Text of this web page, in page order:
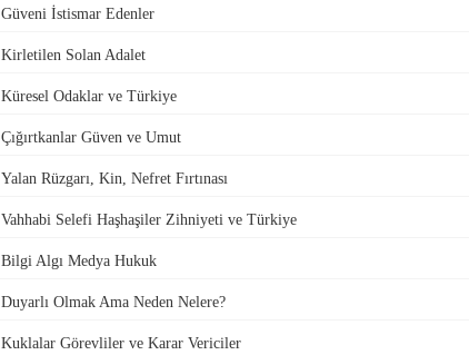
Güveni İstismar Edenler
Kirletilen Solan Adalet
Küresel Odaklar ve Türkiye
Çığırtkanlar Güven ve Umut
Yalan Rüzgarı, Kin, Nefret Fırtınası
Vahhabi Selefi Haşhaşiler Zihniyeti ve Türkiye
Bilgi Algı Medya Hukuk
Duyarlı Olmak Ama Neden Nelere?
Kuklalar Görevliler ve Karar Vericiler